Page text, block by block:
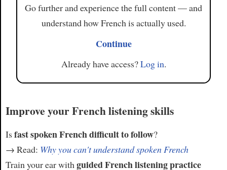
Go further and experience the full content — and
understand how French is actually used.
Continue
Already have access?Log in.
Improve your French listening skills
Isfast spoken French difficult to follow?
→ Read: Why you can't understand spoken French
Train your ear with guided French listening practice